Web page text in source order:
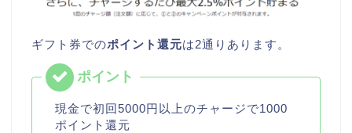
ギフト券でのポイント還元は2通りあります。
現金で初回5000円以上のチャージで1000
ポイント還元